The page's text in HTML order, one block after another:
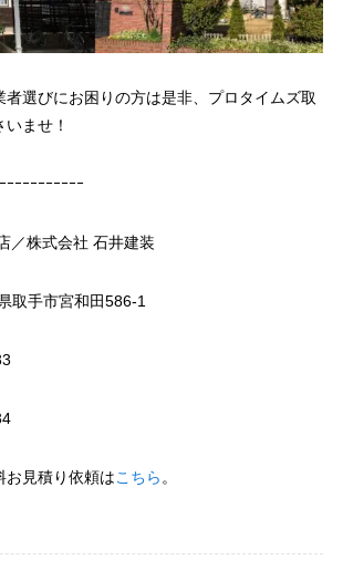
者選びにお困りの方は是非、プロタイムズ取
ませ！
ｰｰｰｰｰｰｰｰｰｰ
／株式会社 石井建装
手市宮和田586-1
お見積り依頼はこちら 。